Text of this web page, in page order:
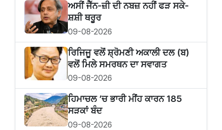
ਅਸੀਂ ਜੈੱਨ-ਜ਼ੀ ਦੀ ਨਬਜ਼ ਨਹੀਂ ਫੜ ਸਕੇ-
ਸ਼ਸ਼ੀ ਥਰੂਰ
09-08-2026
ਰਿਜਿਜੂ ਵਲੋਂ ਸ਼੍ਰੋਮਣੀ ਅਕਾਲੀ ਦਲ (ਬ)
ਵਲੋਂ ਮਿਲੇ ਸਮਰਥਨ ਦਾ ਸਵਾਗਤ
09-08-2026
ਹਿਮਾਚਲ ’ਚ ਭਾਰੀ ਮੀਂਹ ਕਾਰਨ 185
ਸੜਕਾਂ ਬੰਦ
09-08-2026